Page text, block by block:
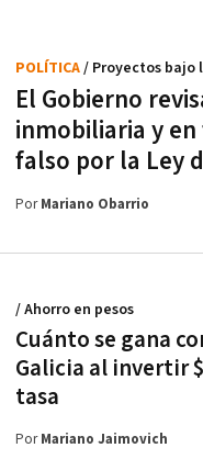
El Gobierno
inmobiliaria y
falso por la Ley
POLÍTICA/ Proyectos bajo
PorMariano Obarrio
Cuánto se gana
Galicia al invertir
tasa
/ Ahorro en pesos
PorMariano Jaimovich